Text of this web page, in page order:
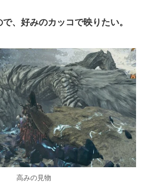
、好みのカッコで映りたい。
高みの見物